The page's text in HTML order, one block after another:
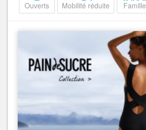
Ouverts Mobilité réduite Famille